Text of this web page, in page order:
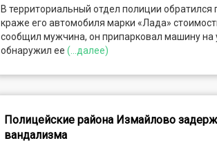
В территориальный отдел полиции
краже его автомобиля марки «Лада»
сообщил мужчина, он припарковал машину на
обнаружил ее (...далее)
Полицейские района Измайлово
вандализма